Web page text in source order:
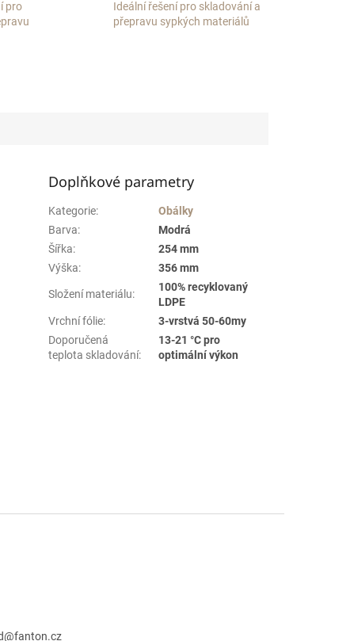
pro
Ideální řešení pro skladování a
přepravu sypkých materiálů
Doplňkové parametry
Kategorie:
Obálky
Barva:
Modrá
Šířka:
254 mm
Výška: 356 mm
Složení materiálu:
100% recyklovaný
LDPE
Vrchní fólie:
3-vrstvá 50-60my
Doporučená
teplota skladování:
13-21 °C pro
optimální výkon
@fanton.cz